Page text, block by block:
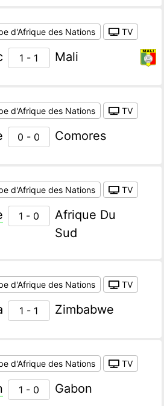
d'Afrique des Nations TV
1 - 1 Mali
d'Afrique des Nations TV
0 - 0 Comores
d'Afrique des Nations TV
1 - 0
Afrique Du
Sud
d'Afrique des Nations TV
1 - 1 Zimbabwe
d'Afrique des Nations TV
1 - 0 Gabon